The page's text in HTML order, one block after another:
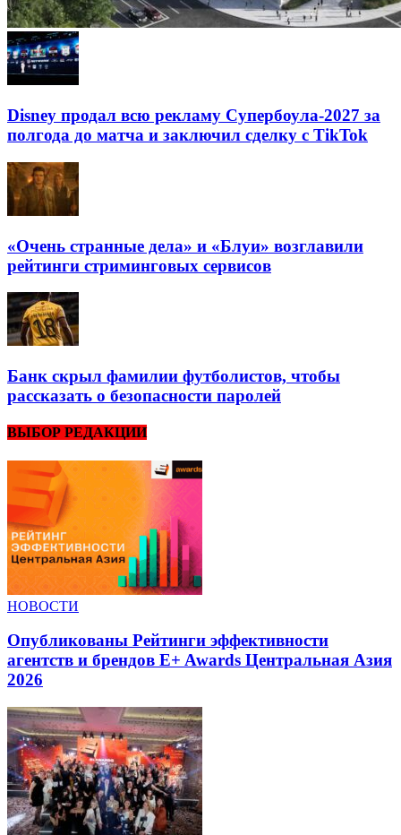
Disney продал всю рекламу Супербоула-2027 за
полгода до матча и заключил сделку с TikTok
«Очень странные дела» и «Блуи» возглавили
рейтинги стриминговых сервисов
Банк скрыл фамилии футболистов, чтобы
рассказать о безопасности паролей
ВЫБОР РЕДАКЦИИ
НОВОСТИ
Опубликованы Рейтинги эффективности
агентств и брендов E+ Awards Центральная Азия
2026